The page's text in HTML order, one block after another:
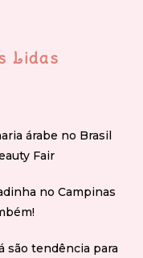
Lidas
árabe no Brasil
Fair
no Campinas
são tendência para